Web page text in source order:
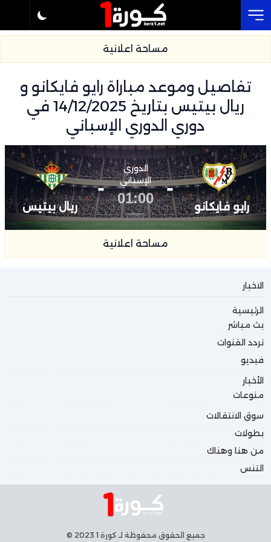
مساحة اعلانية
تفاصيل وموعد مباراة رايو فايكانو و
ريال بيتيس بتاريخ 14/12/2025 في
دوري الدوري الإسباني
رايو فايكانو
-
الدوري
الإسباني
01:00
-
ريال بيتيس
مساحة اعلانية
الاخبار
الرئيسية
بث مباشر
تردد القنوات
فيديو
الأخبار
منوعات
سوق الانتقالات
بطولات
من هنا وهناك
التنس
جميع الحقوق محفوظة لـ كورة 1 2023 ©